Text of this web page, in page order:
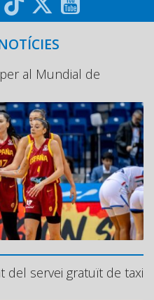
al Mundial de
del servei gratuït de taxi